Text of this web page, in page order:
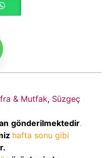
& Mutfak, Süzgeç
gönderilmektedir.
hafta sonu gibi